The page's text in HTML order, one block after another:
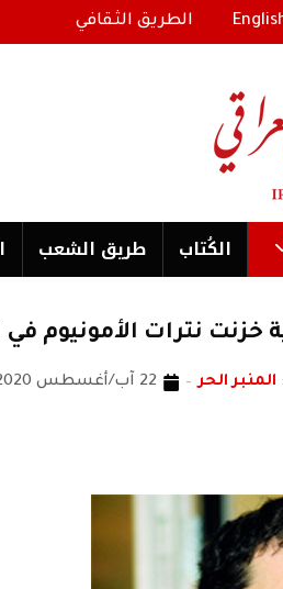
الطريق الثقافي
الكُتاب طریق الشعب
خزنت نترات الأمونيوم في
المنبر الحر 22 آب/أغسطس 2020